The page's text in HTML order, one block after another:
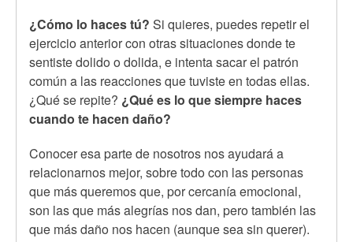
¿Cómo lo haces tú? Si quieres, puedes repetir el
ejercicio anterior con otras situaciones donde te
sentiste dolido o dolida, e intenta sacar el patrón
común a las reacciones que tuviste en todas ellas.
¿Qué se repite? ¿Qué es lo que siempre haces
cuando te hacen daño?
Conocer esa parte de nosotros nos ayudará a
relacionarnos mejor, sobre todo con las personas
que más queremos que, por cercanía emocional,
son las que más alegrías nos dan, pero también las
que más daño nos hacen (aunque sea sin querer).